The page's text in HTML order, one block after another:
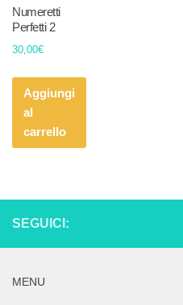
Numeretti
Perfetti 2
30,00€
Aggiungi
al
carrello
SEGUICI:
MENU